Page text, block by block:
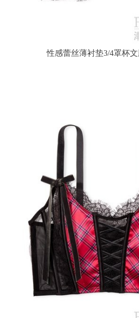
性感蕾丝薄衬垫3/4罩杯